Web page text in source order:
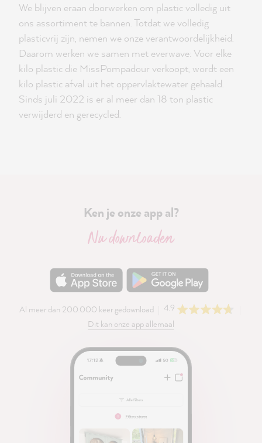
We blijven eraan doorwerken om plastic volledig uit
ons assortiment te bannen. Totdat we volledig
plasticvrij zijn, nemen we onze verantwoordelijkheid.
Daarom werken we samen met everwave: Voor elke
kilo plastic die MissPompadour verkoopt, wordt een
kilo plastic afval uit het oppervlaktewater gehaald.
Sinds juli 2022 is er al meer dan 18 ton plastic
verwijderd en gerecycled.
Ken je onze app al?
Nu downloaden
Al meer dan 200.000 keer gedownload
4.9
Dit kan onze app allemaal